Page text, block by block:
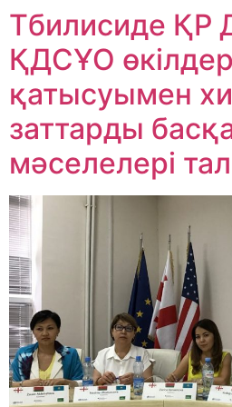
Тбилисиде
ҚДСҰО
қатысуымен
заттарды
мәселелері